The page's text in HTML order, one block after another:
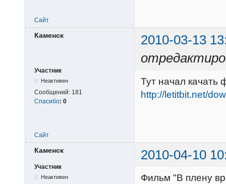
Сайт
Каменск
2010-03-13
Участник
Неактивен
Сообщений: 181
Спасибо: 0
Тут начал
http://letitbit.net/
Сайт
Каменск 2010-04-10
Участник
Неактивен
Фильм "В плену